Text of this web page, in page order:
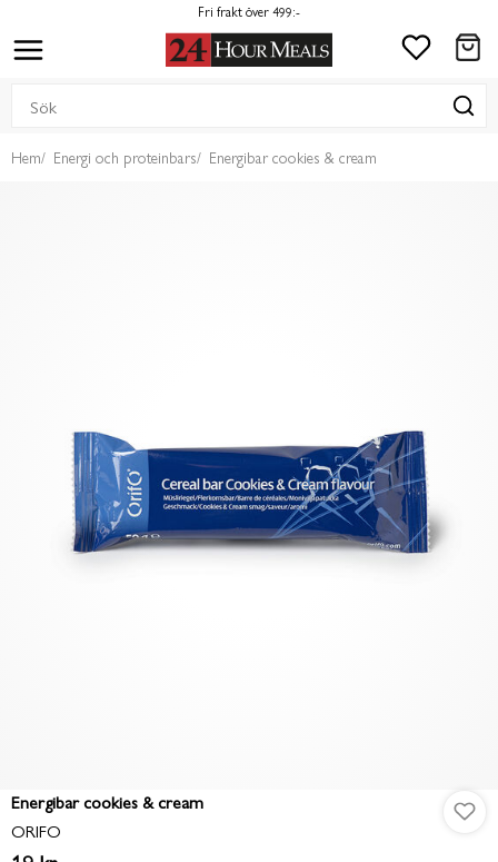
Fri frakt över 499:-
Hem Energi och proteinbars Energibar cookies & cream
Energibar cookies & cream
ORIFO